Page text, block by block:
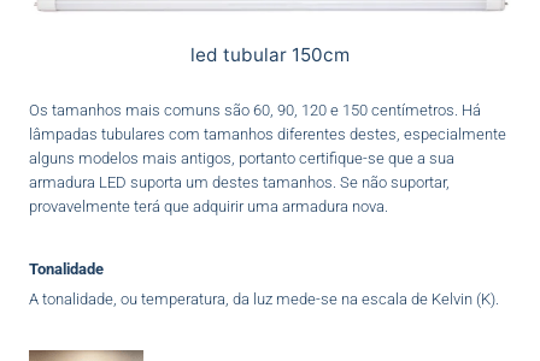
led tubular 150cm
Os tamanhos mais comuns são 60, 90, 120 e 150 centímetros. Há
lâmpadas tubulares com tamanhos diferentes destes, especialmente
alguns modelos mais antigos, portanto certifique-se que a sua
armadura LED suporta um destes tamanhos. Se não suportar,
provavelmente terá que adquirir uma armadura nova.
Tonalidade
A tonalidade, ou temperatura, da luz mede-se na escala de Kelvin (K).